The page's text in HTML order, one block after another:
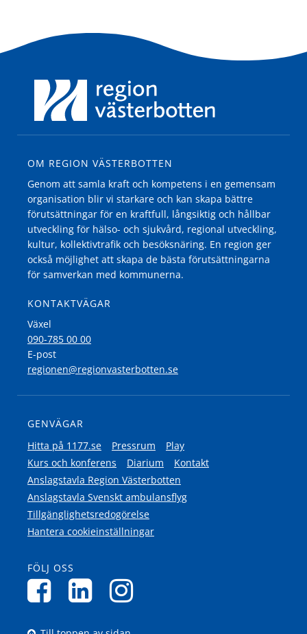
OM REGION VÄSTERBOTTEN
Genom att samla kraft och kompetens i en gemensam
organisation blir vi starkare och kan skapa bättre
förutsättningar för en kraftfull, långsiktig och hållbar
utveckling för hälso- och sjukvård, regional utveckling,
kultur, kollektivtrafik och besöksnäring. En region ger
också möjlighet att skapa de bästa förutsättningarna
för samverkan med kommunerna.
KONTAKTVÄGAR
Växel
090-785 00 00
E-post
regionen@regionvasterbotten.se
GENVÄGAR
Hitta på 1177.se
Pressrum
Play
Kurs och konferens
Diarium
Kontakt
Anslagstavla Region Västerbotten
Anslagstavla Svenskt ambulansflyg
Tillgänglighetsredogörelse
Hantera cookieinställningar
FÖLJ OSS